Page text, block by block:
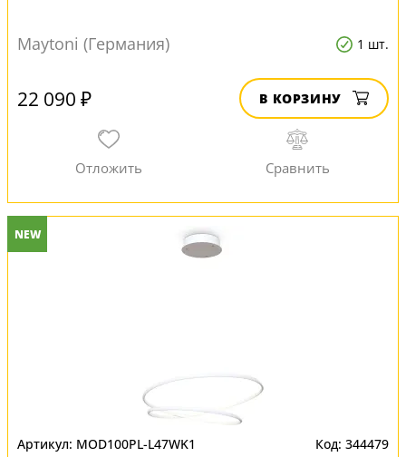
Maytoni (Германия) 1 шт.
22 090 ₽ В КОРЗИНУ
NEW
MOD100PL-L47WK1 344479